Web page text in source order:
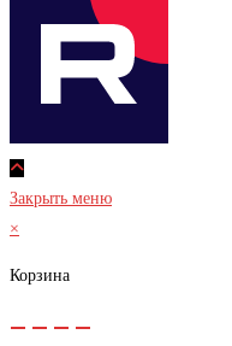
Закрыть меню
×
Корзина